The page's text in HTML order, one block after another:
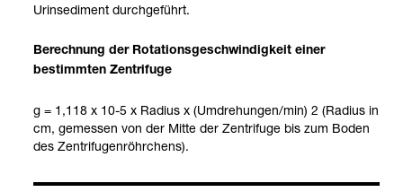
Urin­se­di­ment durch­ge­führt.
Berech­nung der Rota­ti­ons­ge­schwin­dig­keit einer
bestimm­ten Zen­tri­fuge
g = 1,118 x 10-5 x Radius x (Umdre­hun­gen/min) 2 (Radius in
cm, gemes­sen von der Mitte der Zen­tri­fuge bis zum Boden
des Zen­tri­fu­gen­röhr­chens).